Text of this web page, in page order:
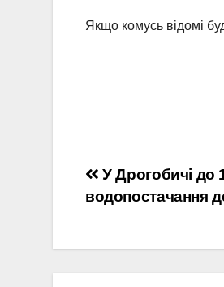
Якщо комусь відомі
Навігація
записів
У Дрогобичі до
водопостачання